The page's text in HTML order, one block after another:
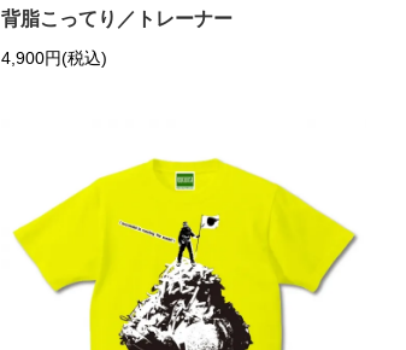
背脂こってり／トレーナー
4,900円(税込)